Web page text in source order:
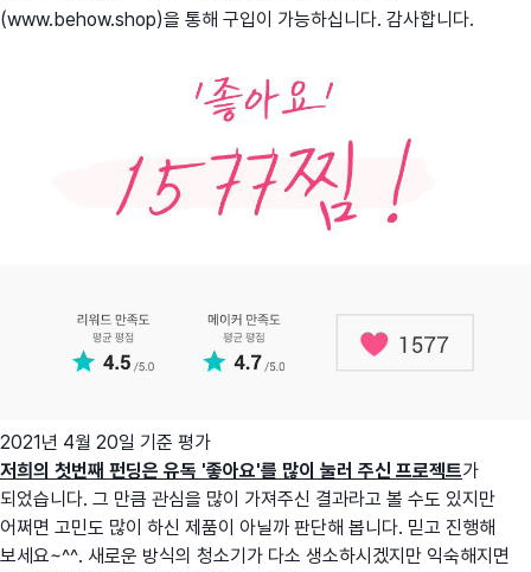
(www.behow.shop)을 통해 구입이 가능하십니다. 감사합니다.
2021년 4월 20일 기준 평가
저희의 첫번째 펀딩은 유독 '좋아요'를 많이 눌러 주신 프로젝트가
되었습니다. 그 만큼 관심을 많이 가져주신 결과라고 볼 수도 있지만
어쩌면 고민도 많이 하신 제품이 아닐까 판단해 봅니다. 믿고 진행해
보세요~^^. 새로운 방식의 청소기가 다소 생소하시겠지만 익숙해지면